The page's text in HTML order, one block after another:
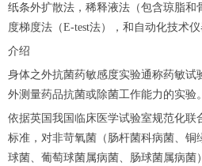
纸条外扩散法，稀释液法（包含琼脂和
度梯度法（E-test法），和自动化技术仪
介绍
身体之外抗菌药敏感度实验通称药敏试
外测量药品抗菌或除菌工作能力的实验。
依据英国我国临床医学试验室规范化联
标准，对非苛氧菌（肠杆菌科病菌、铜
球菌、葡萄球菌属病菌、肠球菌属病菌